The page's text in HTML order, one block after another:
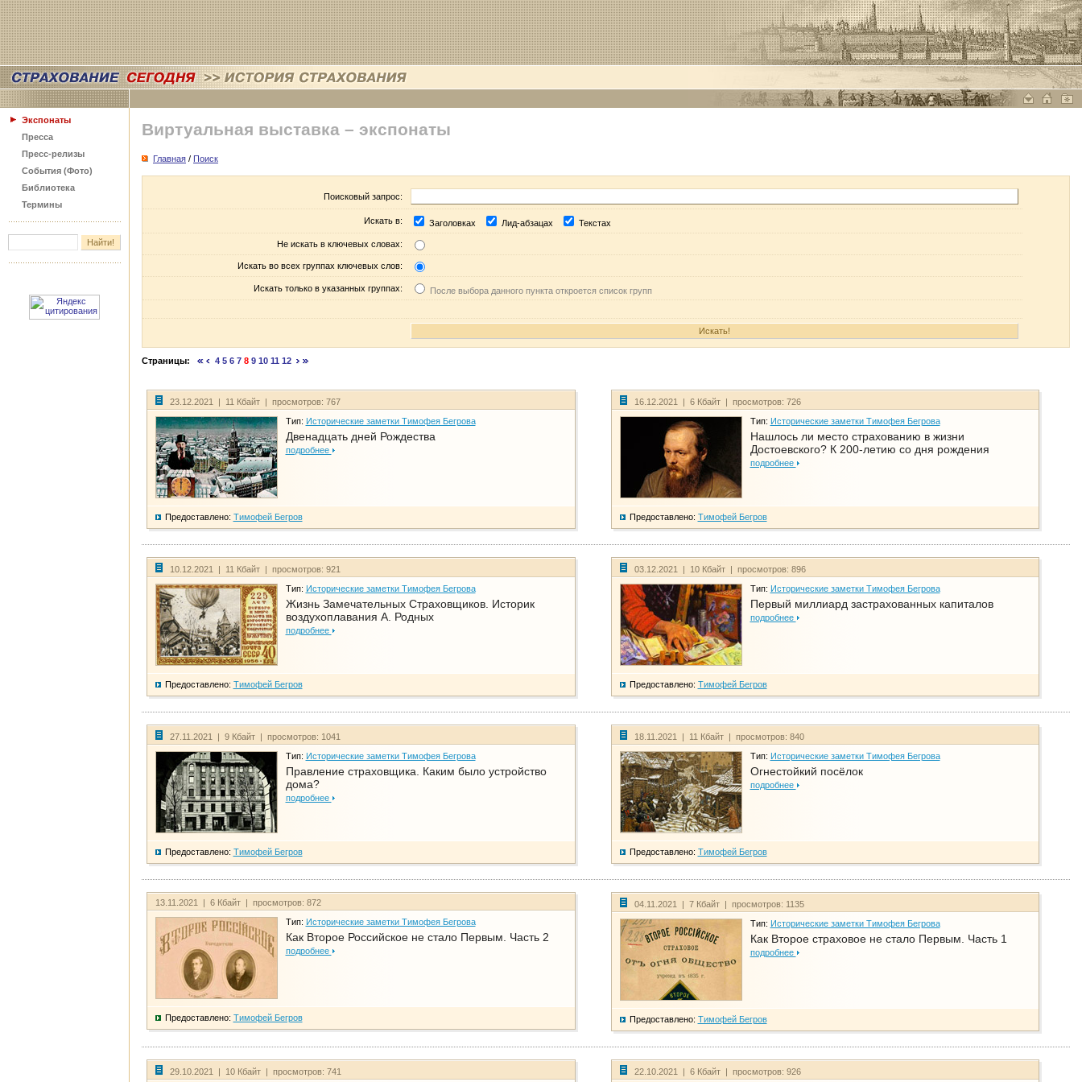
Экспонаты
Пресса
Пресс-релизы
События (Фото)
Библиотека
Термины
Виртуальная выставка – экспонаты
Главная / Поиск
Поисковый запрос:
Искать в: Заголовках Лид-абзацах Текстах
Не искать в ключевых словах:
Искать во всех группах ключевых слов:
Искать только в указанных группах: После выбора данного пункта откроется список групп
Страницы: 4 5 6 7 8 9 10 11 12
23.12.2021 | 11 Кбайт | просмотров: 767
Тип: Исторические заметки Тимофея Бегрова
Двенадцать дней Рождества
подробнее
Предоставлено: Тимофей Бегров
16.12.2021 | 6 Кбайт | просмотров: 726
Тип: Исторические заметки Тимофея Бегрова
Нашлось ли место страхованию в жизни
Достоевского? К 200-летию со дня рождения
подробнее
Предоставлено: Тимофей Бегров
10.12.2021 | 11 Кбайт | просмотров: 921
Тип: Исторические заметки Тимофея Бегрова
Жизнь Замечательных Страховщиков. Историк
воздухоплавания А. Родных
подробнее
Предоставлено: Тимофей Бегров
03.12.2021 | 10 Кбайт | просмотров: 896
Тип: Исторические заметки Тимофея Бегрова
Первый миллиард застрахованных капиталов
подробнее
Предоставлено: Тимофей Бегров
27.11.2021 | 9 Кбайт | просмотров: 1041
Тип: Исторические заметки Тимофея Бегрова
Правление страховщика. Каким было устройство
дома?
подробнее
Предоставлено: Тимофей Бегров
18.11.2021 | 11 Кбайт | просмотров: 840
Тип: Исторические заметки Тимофея Бегрова
Огнестойкий посёлок
подробнее
Предоставлено: Тимофей Бегров
13.11.2021 | 6 Кбайт | просмотров: 872
Тип: Исторические заметки Тимофея Бегрова
Как Второе Российское не стало Первым. Часть 2
подробнее
Предоставлено: Тимофей Бегров
04.11.2021 | 7 Кбайт | просмотров: 1135
Тип: Исторические заметки Тимофея Бегрова
Как Второе страховое не стало Первым. Часть 1
подробнее
Предоставлено: Тимофей Бегров
29.10.2021 | 10 Кбайт | просмотров: 741 22.10.2021 | 6 Кбайт | просмотров: 926